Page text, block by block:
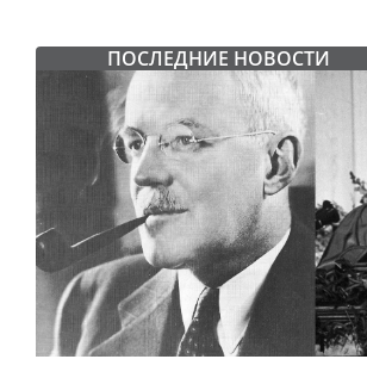
ПОСЛЕДНИЕ НОВОСТИ